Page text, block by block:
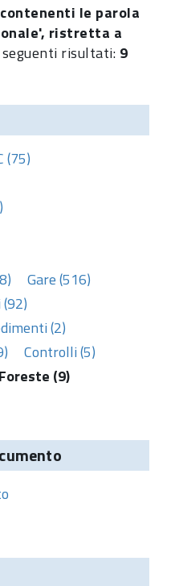
le parola
ristretta a
risultati: 9
(75)
Gare (516)
(2)
Controlli (5)
Foreste (9)